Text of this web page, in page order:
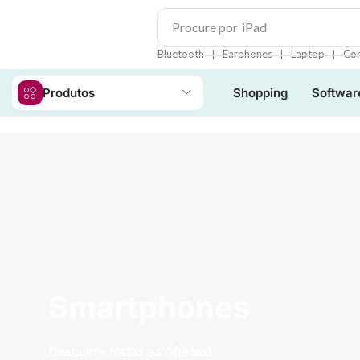
Procure por iPad
Bluetooth ❘ Earphones ❘ Laptop ❘
Produtos Shopping